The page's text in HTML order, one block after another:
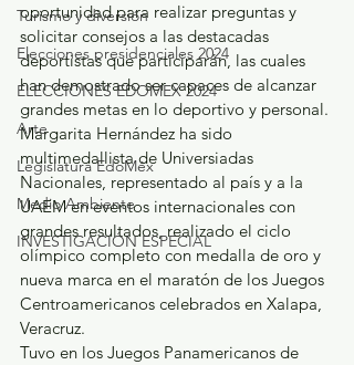
Turismo y diversión
Elecciones presidenciales 2024
ELECCIONES EDOMEX 2024
Arte
Legislatura EdoMéx
Medio Ambiente
INVESTIGACIÓN ESPECIAL
oportunidad para realizar preguntas y
solicitar consejos a las destacadas
deportistas que participarán, las cuales
han demostrado ser capaces de alcanzar
grandes metas en lo deportivo y personal.
Margarita Hernández ha sido
multimedallista de Universiadas
Nacionales, representado al país y a la
UAEM en eventos internacionales con
grandes resultados, realizado el ciclo
olímpico completo con medalla de oro y
nueva marca en el maratón de los Juegos
Centroamericanos celebrados en Xalapa,
Veracruz.
Tuvo en los Juegos Panamericanos de